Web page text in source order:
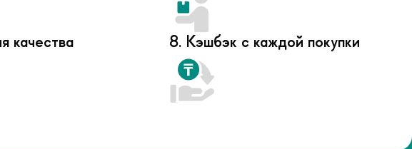
качества 8. Кэшбэк с каждой покупки